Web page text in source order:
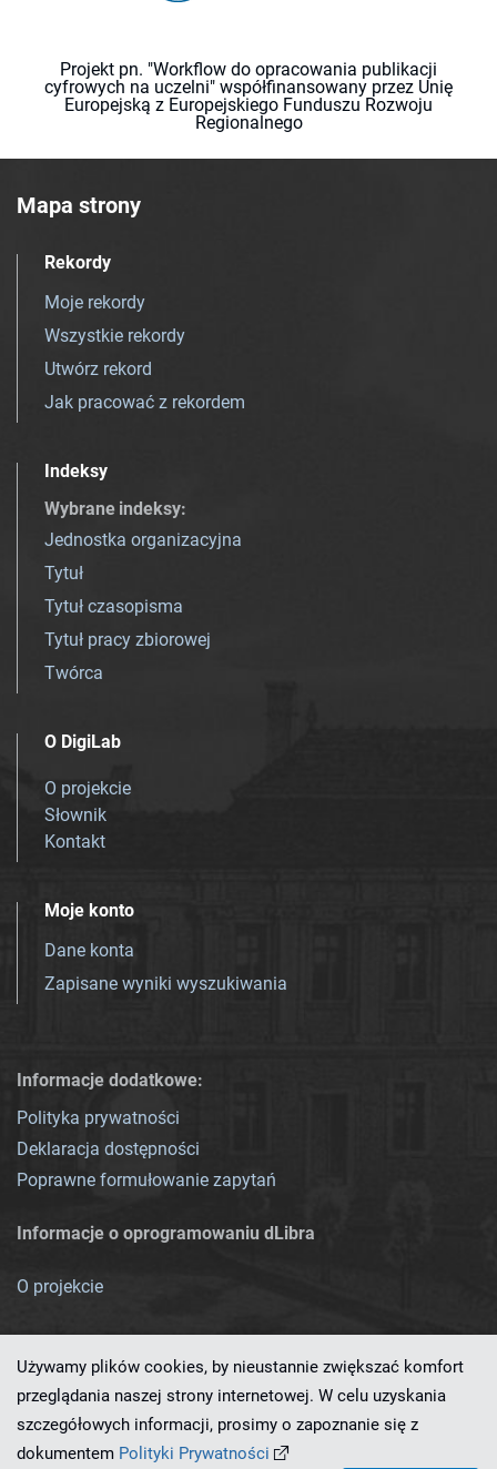
Projekt pn. "Workflow do opracowania publikacji
cyfrowych na uczelni" współfinansowany przez Unię
Europejską z Europejskiego Funduszu Rozwoju
Regionalnego
Mapa strony
Rekordy
Moje rekordy
Wszystkie rekordy
Utwórz rekord
Jak pracować z rekordem
Indeksy
Wybrane indeksy:
Jednostka organizacyjna
Tytuł
Tytuł czasopisma
Tytuł pracy zbiorowej
Twórca
O DigiLab
O projekcie
Słownik
Kontakt
Moje konto
Dane konta
Zapisane wyniki wyszukiwania
Informacje dodatkowe:
Polityka prywatności
Deklaracja dostępności
Poprawne formułowanie zapytań
Informacje o oprogramowaniu dLibra
O projekcie
Ten serwis działa dzięki oprogramowaniu
Używamy plików cookies, by nieustannie zwiększać komfort
przeglądania naszej strony internetowej. W celu uzyskania
szczegółowych informacji, prosimy o zapoznanie się z
dokumentem Polityki Prywatności